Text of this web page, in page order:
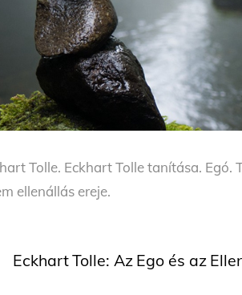
Tolle. Eckhart Tolle tanítása.
ellenállás ereje.
Eckhart Tolle: Az Ego és az